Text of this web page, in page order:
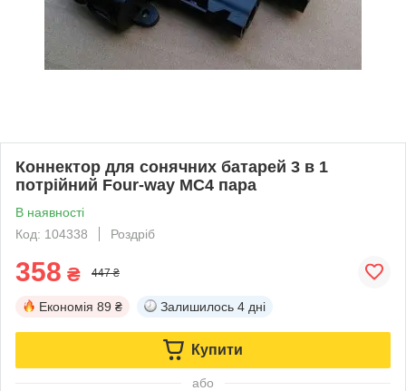
Коннектор для сонячних батарей 3 в 1
потрійний Four-way MC4 пара
В наявності
Код: 104338
Роздріб
358 ₴ 447 ₴
Економія 89 ₴ Залишилось 4 дні
Купити
або